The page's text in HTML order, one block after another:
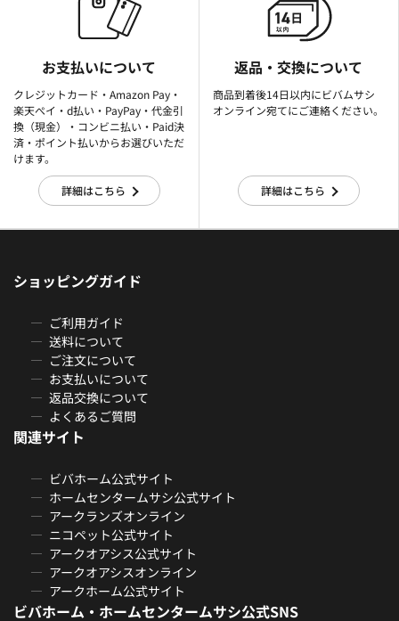
お支払いについて
クレジットカード・Amazon Pay・
楽天ぺイ・d払い・PayPay・代金引
換（現金）・コンビニ払い・Paid決
済・ポイント払いからお選びいただ
けます。
詳細はこちら
返品・交換について
商品到着後14日以内にビバムサシ
オンライン宛てにご連絡ください。
詳細はこちら
ショッピングガイド
ご利用ガイド
送料について
ご注文について
お支払いについて
返品交換について
よくあるご質問
関連サイト
ビバホーム公式サイト
ホームセンタームサシ公式サイト
アークランズオンライン
ニコペット公式サイト
アークオアシス公式サイト
アークオアシスオンライン
アークホーム公式サイト
ビバホーム・ホームセンタームサシ公式SNS